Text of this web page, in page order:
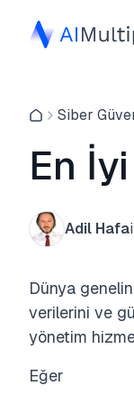
Siber
En
Adil Hafa
Dünya
verilerini ve
yönetim
Eğer